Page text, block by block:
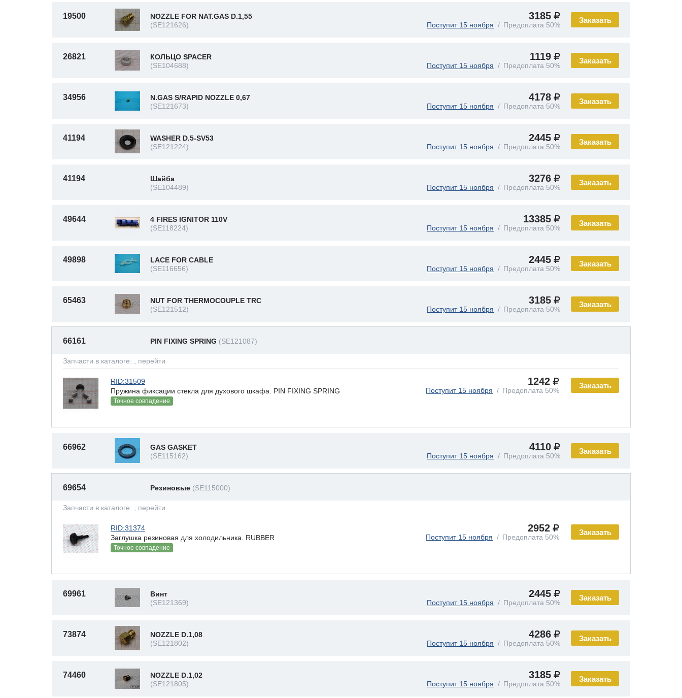
Заказать
19500
NOZZLE FOR NAT.GAS D.1,55
(SE121626)
3185
Поступит 15 ноября Предоплата 50%
Заказать
26821
КОЛЬЦО SPACER
(SE104688)
1119
Поступит 15 ноября Предоплата 50%
Заказать
34956
N.GAS S/RAPID NOZZLE 0,67
(SE121673)
4178
Поступит 15 ноября Предоплата 50%
Заказать
41194
WASHER D.5-SV53
(SE121224)
2445
Поступит 15 ноября Предоплата 50%
Заказать
41194
Шайба
(SE104489)
3276
Поступит 15 ноября Предоплата 50%
Заказать
49644
4 FIRES IGNITOR 110V
(SE118224)
13385
Поступит 15 ноября Предоплата 50%
Заказать
49898
LACE FOR CABLE
(SE116656)
2445
Поступит 15 ноября Предоплата 50%
Заказать
65463
NUT FOR THERMOCOUPLE TRC
(SE121512)
3185
Поступит 15 ноября Предоплата 50%
66161 PIN FIXING SPRING (SE121087)
Запчасти в каталоге: , перейти
Заказать
RID:31509
Пружина фиксации стекла для духового шкафа. PIN FIXING SPRING
Точное совпадение
1242
Поступит 15 ноября Предоплата 50%
Заказать
66962
GAS GASKET
(SE115162)
4110
Поступит 15 ноября Предоплата 50%
69654 Резиновые (SE115000)
Запчасти в каталоге: , перейти
Заказать
RID:31374
Заглушка резиновая для холодильника. RUBBER
Точное совпадение
2952
Поступит 15 ноября Предоплата 50%
Заказать
69961
Винт
(SE121369)
2445
Поступит 15 ноября Предоплата 50%
Заказать
73874
NOZZLE D.1,08
(SE121802)
4286
Поступит 15 ноября Предоплата 50%
Заказать
74460
NOZZLE D.1,02
(SE121805)
3185
Поступит 15 ноября Предоплата 50%